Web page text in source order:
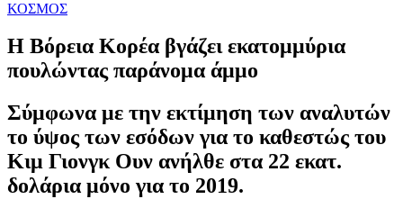
ΚΟΣΜΟΣ
H Βόρεια Κορέα βγάζει εκατομμύρια
πουλώντας παράνομα άμμο
Σύμφωνα με την εκτίμηση των αναλυτών
το ύψος των εσόδων για το καθεστώς του
Κιμ Γιονγκ Ουν ανήλθε στα 22 εκατ.
δολάρια μόνο για το 2019.